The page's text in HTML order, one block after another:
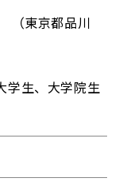
東京都品川
生、大学院生